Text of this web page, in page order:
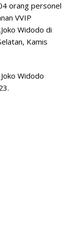
orang personel
VVIP
Widodo di
Kamis
Widodo